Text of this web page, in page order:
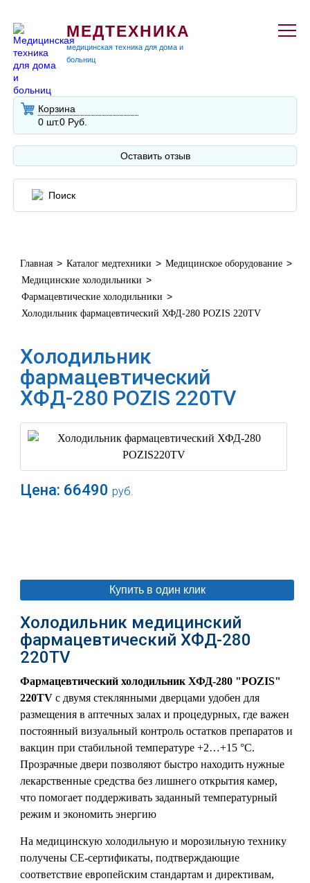
МЕДТЕХНИКА
медицинская техника для дома и
больниц
Корзина
0 шт.0 Руб.
Оставить отзыв
Главная > Каталог медтехники > Медицинское оборудование >
Медицинские холодильники >
Фармацевтические холодильники >
Холодильник фармацевтический ХФД-280 POZIS 220TV
Холодильник
фармацевтический
ХФД-280 POZIS 220TV
Цена: 66490 руб.
Купить в один клик
Холодильник медицинский
фармацевтический ХФД-280
220TV
Фармацевтический холодильник ХФД-280 "POZIS"
220TV с двумя стеклянными дверцами удобен для
размещения в аптечных залах и процедурных, где важен
постоянный визуальный контроль остатков препаратов и
вакцин при стабильной температуре +2…+15 °C.
Прозрачные двери позволяют быстро находить нужные
лекарственные средства без лишнего открытия камер,
что помогает поддерживать заданный температурный
режим и экономить энергию
На медицинскую холодильную и морозильную технику
получены СЕ-сертификаты, подтверждающие
соответствие европейским стандартам и директивам,